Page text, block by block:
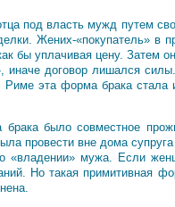
под власть мужд путем
Жених-«покупатель» в
бы уплачивая цену. Затем
иначе договор лишался
эта форма брака стала
брака было совместное
провести вне дома
«владении» мужа. Если
Но такая примитивная